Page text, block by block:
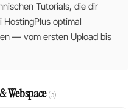
Tutorials, die dir
HostingPlus optimal
— vom ersten Upload bis
Webspace(5)